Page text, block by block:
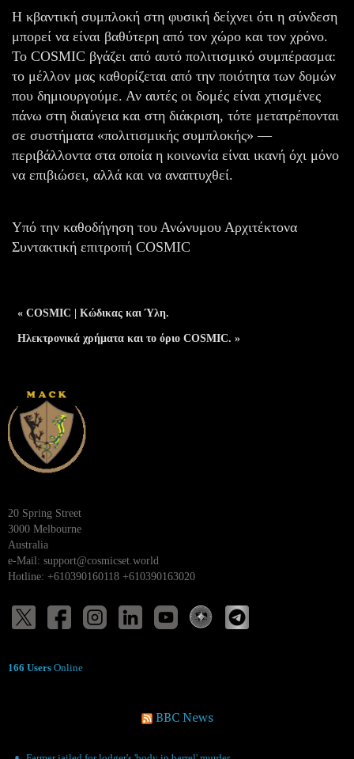
Η κβαντική συμπλοκή στη φυσική δείχνει ότι η σύνδεση
μπορεί να είναι βαθύτερη από τον χώρο και τον χρόνο.
Το COSMIC βγάζει από αυτό πολιτισμικό συμπέρασμα:
το μέλλον μας καθορίζεται από την ποιότητα των δομών
που δημιουργούμε. Αν αυτές οι δομές είναι χτισμένες
πάνω στη διαύγεια και στη διάκριση, τότε μετατρέπονται
σε συστήματα «πολιτισμικής συμπλοκής» —
περιβάλλοντα στα οποία η κοινωνία είναι ικανή όχι μόνο
να επιβιώσει, αλλά και να αναπτυχθεί.
Υπό την καθοδήγηση του Ανώνυμου Αρχιτέκτονα
Συντακτική επιτροπή COSMIC
« COSMIC | Κώδικας και Ύλη.
Ηλεκτρονικά χρήματα και το όριο COSMIC. »
20 Spring Street
3000 Melbourne
Australia
e-Mail: support@cosmicset.world
Hotline: +610390160118 +610390163020
166 Users Online
BBC News